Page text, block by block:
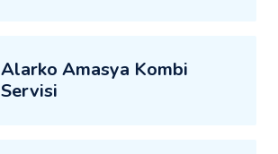
Alarko Amasya Kombi
Servisi